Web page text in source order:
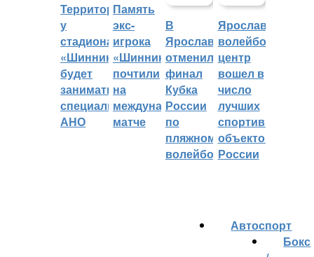
Территорией
у
стадиона
«Шинник»
будет
заниматься
специальное
АНО
Память
экс-
игрока
«Шинника»
почтили
на
международном
матче
В
Ярославле
отменили
финал
Кубка
России
по
пляжному
волейболу
Ярославский
волейбольный
центр
вошел в
число
лучших
спортивных
объектов
России
Автоспорт
Бокс